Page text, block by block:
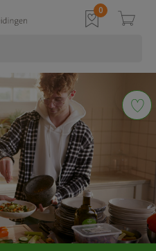
Programma Diploma &